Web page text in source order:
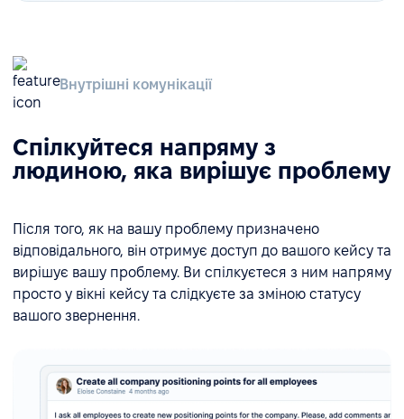
Внутрішні комунікації
Спілкуйтеся напряму з
людиною, яка вирішує проблему
Після того, як на вашу проблему призначено
відповідального, він отримує доступ до вашого кейсу та
вирішує вашу проблему. Ви спілкуєтеся з ним напряму
просто у вікні кейсу та слідкуєте за зміною статусу
вашого звернення.